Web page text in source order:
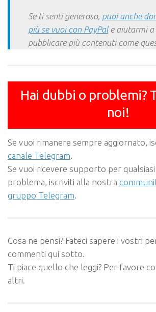
Se ti senti generoso, puoi anche
più se vuoi con PayPale aiutarmi a
pubblicare più contenuti come
Hai dubbi o problemi?
noi!
Se vuoi rimanere sempre aggiornato,
canale Telegram.
Se vuoi ricevere supporto per
problema, iscriviti alla nostra
gruppo Telegram.
Cosa ne pensi? Fateci sapere i vostri
commenti qui sotto.
Ti piace quello che leggi? Per favore
altri.